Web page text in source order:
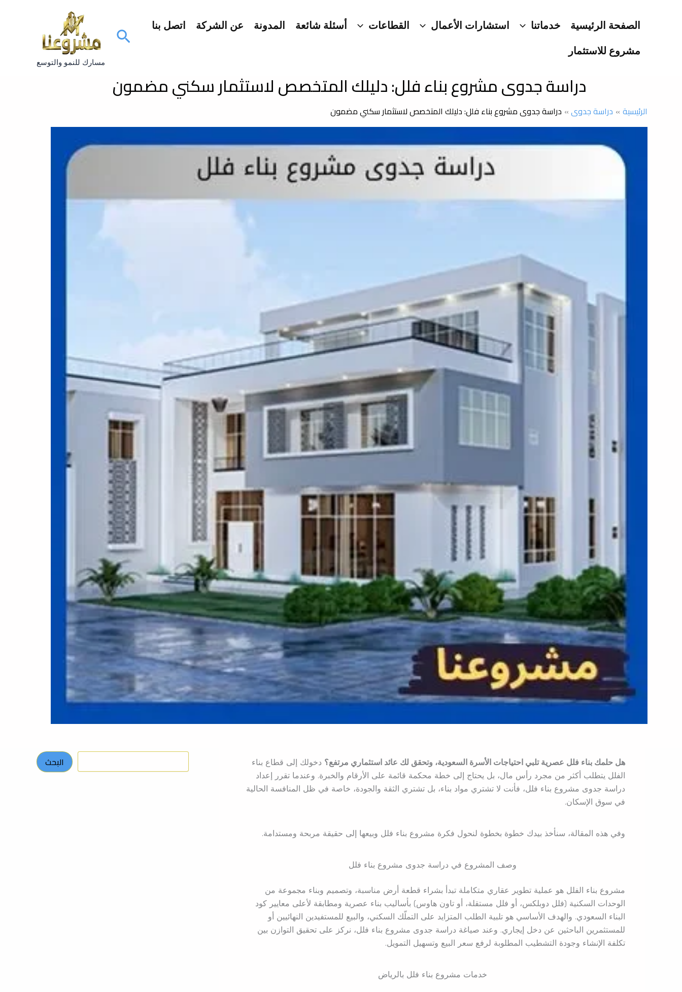
الصفحة الرئيسية خدماتنا استشارات الأعمال القطاعات أسئلة شائعة المدونة عن الشركة
اتصل بنا
مشروع للاستثمار
البحث
مسارك للنمو والتوسع
دراسة جدوى مشروع بناء فلل: دليلك المتخصص لاستثمار سكني مضمون
الرئيسية دراسة جدوى دراسة جدوى مشروع بناء فلل: دليلك المتخصص لاستثمار سكني مضمون
هل حلمك بناء فلل عصرية تلبي احتياجات الأسرة السعودية، وتحقق لك عائد استثماري مرتفع؟ دخولك إلى قطاع بناء
الفلل يتطلب أكثر من مجرد رأس مال، بل يحتاج إلى خطة محكمة قائمة على الأرقام والخبرة. وعندما تقرر إعداد
دراسة جدوى مشروع بناء فلل، فأنت لا تشتري مواد بناء، بل تشتري الثقة والجودة، خاصة في ظل المنافسة الحالية
في سوق الإسكان.
وفي هذه المقالة، سنأخذ بيدك خطوة بخطوة لنحول فكرة مشروع بناء فلل وبيعها إلى حقيقة مربحة ومستدامة.
وصف المشروع في دراسة جدوى مشروع بناء فلل
مشروع بناء الفلل هو عملية تطوير عقاري متكاملة تبدأ بشراء قطعة أرض مناسبة، وتصميم وبناء مجموعة من
الوحدات السكنية (فلل دوبلكس، أو فلل مستقلة، أو تاون هاوس) بأساليب بناء عصرية ومطابقة لأعلى معايير كود
البناء السعودي. والهدف الأساسي هو تلبية الطلب المتزايد على التملّك السكني، والبيع للمستفيدين النهائيين أو
للمستثمرين الباحثين عن دخل إيجاري. وعند صياغة دراسة جدوى مشروع بناء فلل، نركز على تحقيق التوازن بين
تكلفة الإنشاء وجودة التشطيب المطلوبة لرفع سعر البيع وتسهيل التمويل.
خدمات مشروع بناء فلل بالرياض
البحث